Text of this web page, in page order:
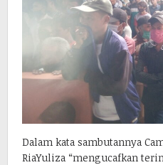
Dalam kata sambutannya
RiaYuliza “mengucafkan